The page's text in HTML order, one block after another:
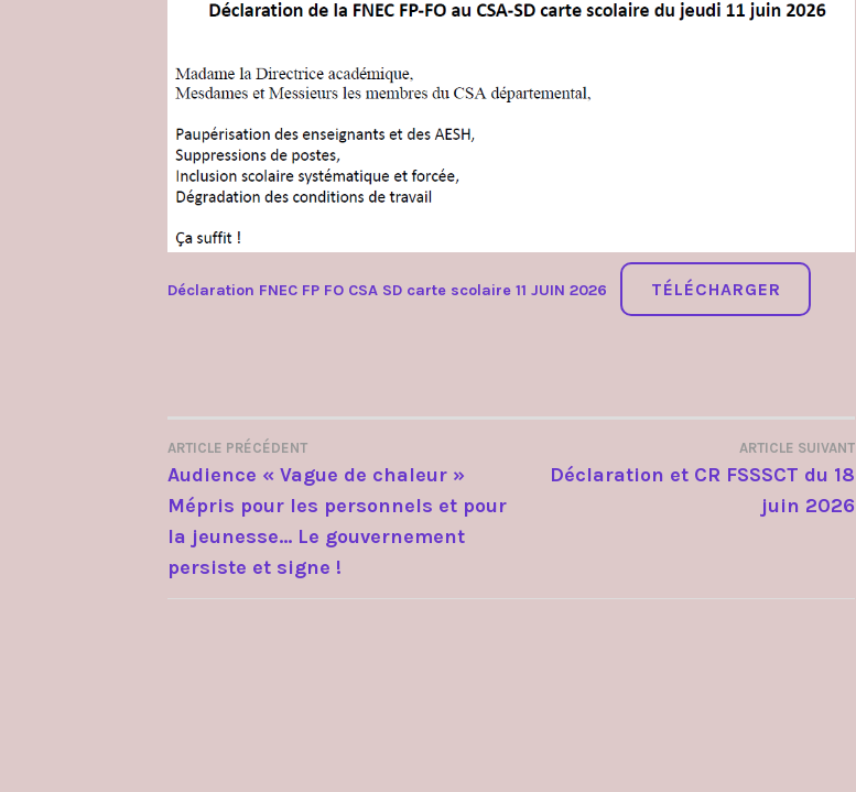
Déclaration FNEC FP FO CSA SD carte scolaire 11 JUIN 2026 TÉLÉCHARGER
NAVIGATION
DE
L’ARTICLE
ARTICLE PRÉCÉDENT
Audience « Vague de chaleur »
Mépris pour les personnels et pour
la jeunesse… Le gouvernement
persiste et signe !
ARTICLE SUIVANT
Déclaration et CR FSSSCT du 18
juin 2026